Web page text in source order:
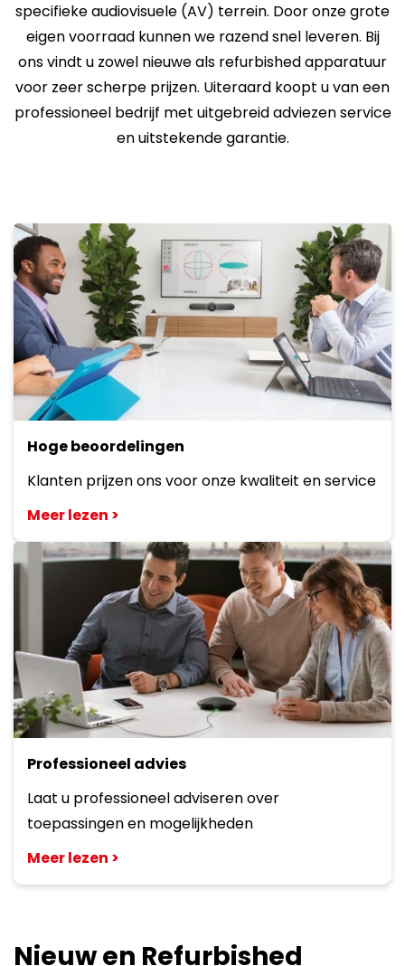
specifieke audiovisuele (AV) terrein. Door onze grote
eigen voorraad kunnen we razend snel leveren. Bij
ons vindt u zowel nieuwe als refurbished apparatuur
voor zeer scherpe prijzen. Uiteraard koopt u van een
professioneel bedrijf met uitgebreid adviezen service
en uitstekende garantie.
Hoge beoordelingen
Klanten prijzen ons voor onze kwaliteit en service
Meer lezen >
Professioneel advies
Laat u professioneel adviseren over
toepassingen en mogelijkheden
Meer lezen >
Nieuw en Refurbished